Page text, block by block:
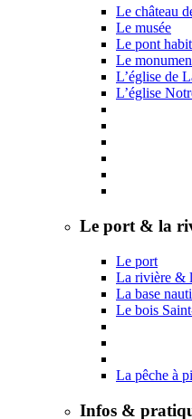
Le château
Le musée
Le pont
Le
L’église de
L’église
Le port & la
Le port
La rivière &
La base
Le bois
La pêche à
Infos &